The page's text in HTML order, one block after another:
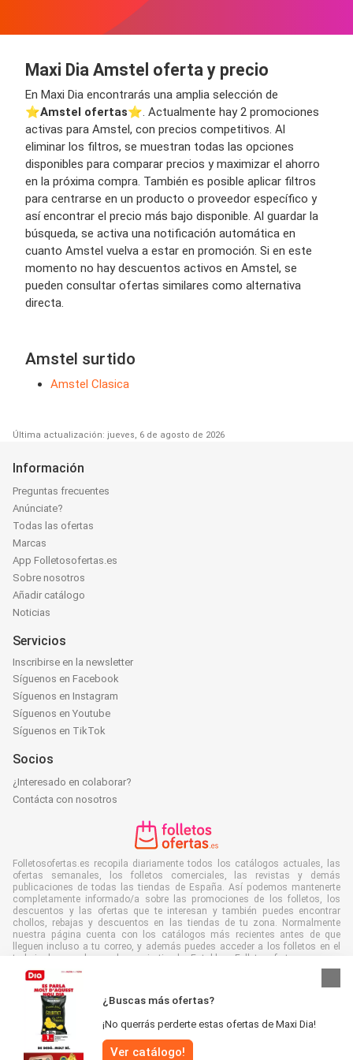
Maxi Dia Amstel oferta y precio
En Maxi Dia encontrarás una amplia selección de
⭐️Amstel ofertas⭐️. Actualmente hay 2 promociones
activas para Amstel, con precios competitivos. Al
eliminar los filtros, se muestran todas las opciones
disponibles para comparar precios y maximizar el ahorro
en la próxima compra. También es posible aplicar filtros
para centrarse en un producto o proveedor específico y
así encontrar el precio más bajo disponible. Al guardar la
búsqueda, se activa una notificación automática en
cuanto Amstel vuelva a estar en promoción. Si en este
momento no hay descuentos activos en Amstel, se
pueden consultar ofertas similares como alternativa
directa.
Amstel surtido
Amstel Clasica
Última actualización: jueves, 6 de agosto de 2026
¿Buscas más ofertas?
¡No querrás perderte estas ofertas de Maxi Dia!
Ver catálogo!
Información
Preguntas frecuentes
Anúnciate?
Todas las ofertas
Marcas
App Folletosofertas.es
Sobre nosotros
Añadir catálogo
Noticias
Servicios
Inscribirse en la newsletter
Síguenos en Facebook
Síguenos en Instagram
Síguenos en Youtube
Síguenos en TikTok
Socios
¿Interesado en colaborar?
Contácta con nosotros
Folletosofertas.es recopila diariamente todos los catálogos actuales, las
ofertas semanales, los folletos comerciales, las revistas y demás
publicaciones de todas las tiendas de España. Así podemos mantenerte
completamente informado/a sobre las promociones de los folletos, los
descuentos y las ofertas que te interesan y también puedes encontrar
chollos, rebajas y descuentos en las tiendas de tu zona. Normalmente
nuestra página cuenta con los catálogos más recientes antes de que
lleguen incluso a tu correo, y además puedes acceder a los folletos en el
trabajo, la escuela o en la propia tienda. Establece Folletosofertas.es como
favorita para ahorrar mucho tiempo y dinero. Es más, al leer los folletos de
manera digital también contribuyes a combatir el desperdicio de papel y
ayudar al medioambiente.